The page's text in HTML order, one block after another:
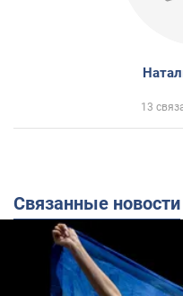
13
Связанные новости